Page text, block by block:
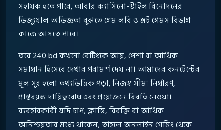
সহায়ক হতে পারে, আবার ক্যাসিনো-স্টাইল বিনোদনের
ভিজ্যুয়াল অভিজ্ঞতা বুঝতে গেম লবি ও স্লট গেমস বিভাগ
কাজে আসতে পারে।
তবে 240 bd কখনো বেটিংকে আয়, পেশা বা আর্থিক
সমাধান হিসেবে দেখার পরামর্শ দেয় না। আমাদের কনটেন্টের
মূল সুর হলো তথ্যভিত্তিক পড়া, নিজস্ব সীমা নির্ধারণ,
প্রাপ্তবয়স্ক দায়িত্ববোধ এবং প্রয়োজনে বিরতি নেওয়া।
ব্যবহারকারী যদি চাপ, ক্লান্তি, বিরক্তি বা আর্থিক
অনিশ্চয়তার মধ্যে থাকেন, তাহলে অনলাইন গেমিং থেকে